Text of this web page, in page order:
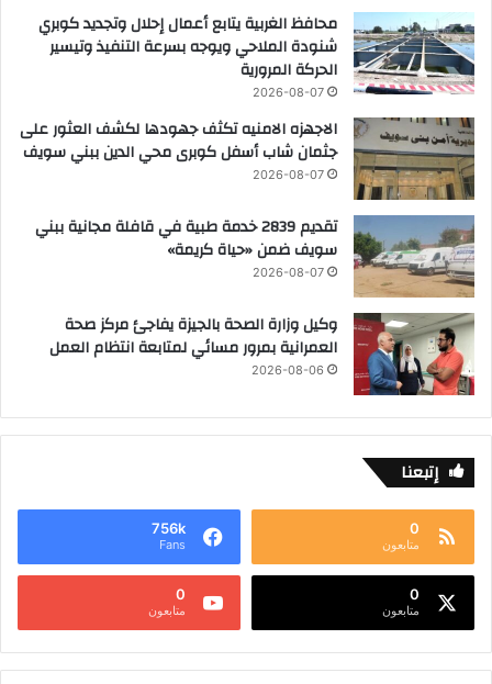
محافظ الغربية يتابع أعمال إحلال وتجديد كوبري
شنودة الملاحي ويوجه بسرعة التنفيذ وتيسير
الحركة المرورية
2026-08-07
الاجهزه الامنيه تكثف جهودها لكشف العثور على
جثمان شاب أسفل كوبرى محي الدين ببني سويف
2026-08-07
تقديم 2839 خدمة طبية في قافلة مجانية ببني
سويف ضمن «حياة كريمة»
2026-08-07
وكيل وزارة الصحة بالجيزة يفاجئ مركز صحة
العمرانية بمرور مسائي لمتابعة انتظام العمل
2026-08-06
إتبعنا
0
متابعون
756k
Fans
0
متابعون
0
متابعون